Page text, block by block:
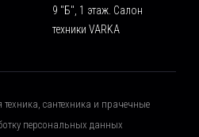
9 "Б", 1 этаж. Салон
техники VARKA
техника, сантехника и прачечные
персональных данных